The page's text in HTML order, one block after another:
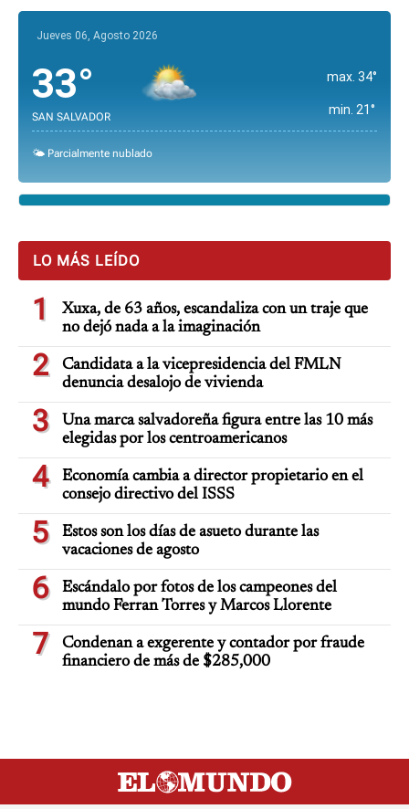
Jueves 06, Agosto 2026
33°
SAN SALVADOR
max. 34°
min. 21°
🌤️ Parcialmente nublado
LO MÁS LEÍDO
1
Xuxa, de 63 años, escandaliza con un traje que
no dejó nada a la imaginación
2
Candidata a la vicepresidencia del FMLN
denuncia desalojo de vivienda
3
Una marca salvadoreña figura entre las 10 más
elegidas por los centroamericanos
4
Economía cambia a director propietario en el
consejo directivo del ISSS
5
Estos son los días de asueto durante las
vacaciones de agosto
6
Escándalo por fotos de los campeones del
mundo Ferran Torres y Marcos Llorente
7
Condenan a exgerente y contador por fraude
financiero de más de $285,000